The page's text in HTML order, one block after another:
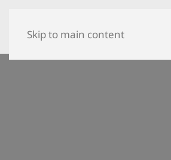
Skip to main content